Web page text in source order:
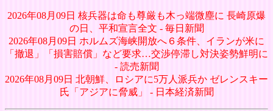
2026年08月09日 核兵器は命も尊厳も木っ端微塵に 長崎原爆
の日、平和宣言全文 - 毎日新聞
2026年08月09日 ホルムズ海峡開放へ６条件、イランが米に
「撤退」「損害賠償」など要求…交渉停滞し対決姿勢鮮明に
- 読売新聞
2026年08月09日 北朝鮮、ロシアに5万人派兵か ゼレンスキー
氏「アジアに脅威」 - 日本経済新聞